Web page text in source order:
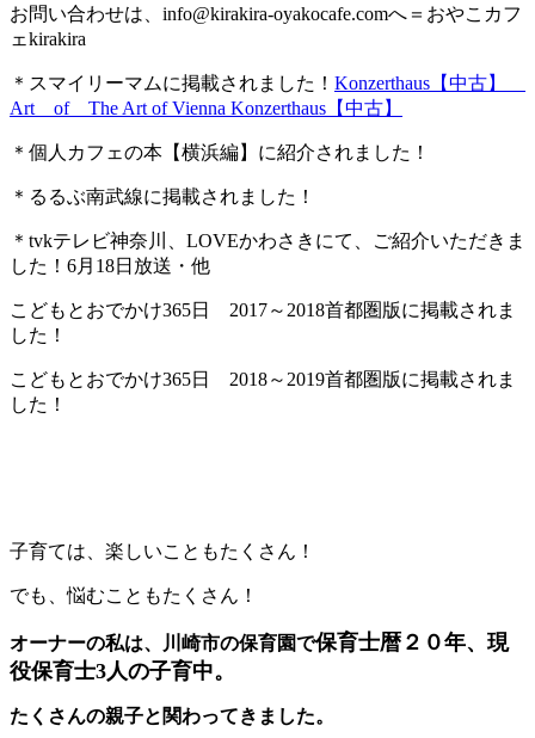
お問い合わせは、 info@kirakira-oyakocafe.comへ＝おやこカフ
ェkirakira
＊スマイリーマムに掲載されました！ Konzerthaus【中古】
Art of The Art of Vienna Konzerthaus【中古】
＊個人カフェの本【横浜編】に紹介されました！
＊るるぶ南武線に掲載されました！
＊tvkテレビ神奈川、LOVEかわさきにて、ご紹介いただきま
した！6月18日放送・他
こどもとおでかけ365日 2017～2018首都圏版に掲載されま
した！
こどもとおでかけ365日 2018～2019首都圏版に掲載されま
した！
子育ては、楽しいこともたくさん！
でも、悩むこともたくさん！
オーナーの私は、川崎市の保育園で保育士暦２０年、現
役保育士3人の子育中。
たくさんの親子と関わってきました。